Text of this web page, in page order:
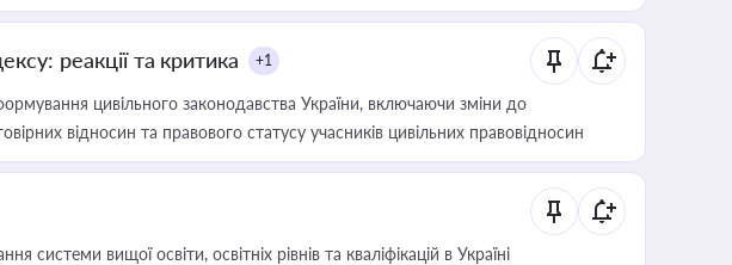
реакції та критика +1
цивільного законодавства України, включаючи зміни до
відносин та правового статусу учасників цивільних правовідносин
системи вищої освіти, освітніх рівнів та кваліфікацій в Україні